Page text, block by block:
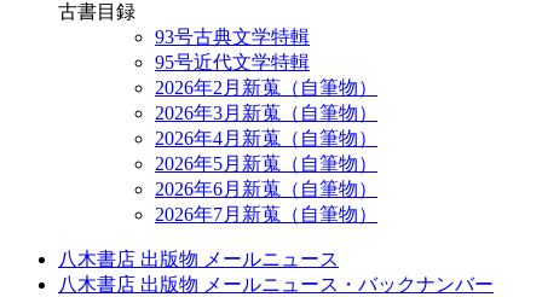
古書目録
93号古典文学特輯
95号近代文学特輯
2026年2月新蒐（自筆物）
2026年3月新蒐（自筆物）
2026年4月新蒐（自筆物）
2026年5月新蒐（自筆物）
2026年6月新蒐（自筆物）
2026年7月新蒐（自筆物）
八木書店 出版物 メールニュース
八木書店 出版物 メールニュース・バックナンバー